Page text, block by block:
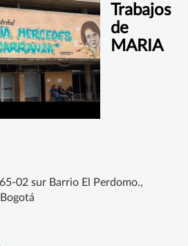
02 sur Barrio El Perdomo.,
Trabajos
de
MARIA